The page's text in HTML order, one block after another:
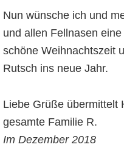
Nun wünsche ich und
und allen Fellnasen
schöne Weihnachtszeit
Rutsch ins neue Jahr.
Liebe Grüße übermittelt
gesamte Familie R.
Im Dezember 2018